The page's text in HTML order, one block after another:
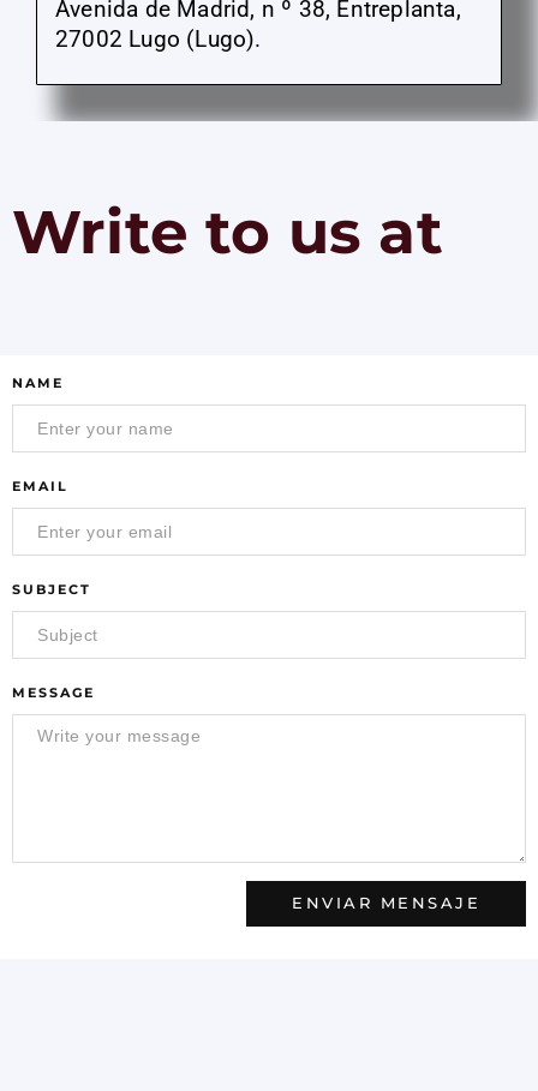
Avenida de Madrid, n º 38, Entreplanta,
27002 Lugo (Lugo).
Write to us at
NAME
EMAIL
SUBJECT
MESSAGE